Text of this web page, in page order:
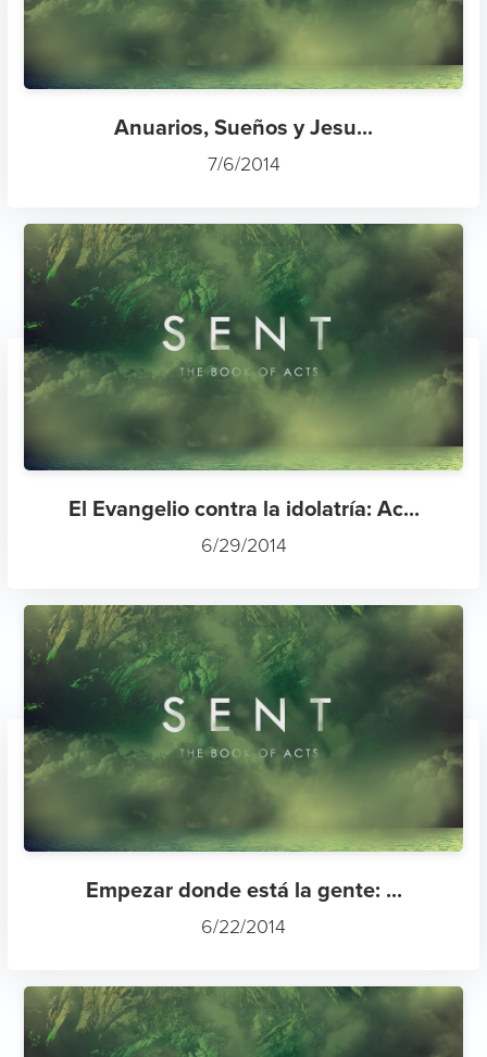
Anuarios, Sueños y Jesu...
7/6/2014
El Evangelio contra la idolatría: Ac...
6/29/2014
Empezar donde está la gente: ...
6/22/2014